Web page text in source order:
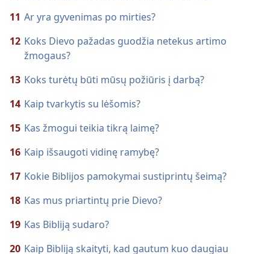
11 Ar yra gyvenimas po mirties?
12 Koks Dievo pažadas guodžia netekus artimo
žmogaus?
13 Koks turėtų būti mūsų požiūris į darbą?
14 Kaip tvarkytis su lėšomis?
15 Kas žmogui teikia tikrą laimę?
16 Kaip išsaugoti vidinę ramybę?
17 Kokie Biblijos pamokymai sustiprintų šeimą?
18 Kas mus priartintų prie Dievo?
19 Kas Bibliją sudaro?
20 Kaip Bibliją skaityti, kad gautum kuo daugiau